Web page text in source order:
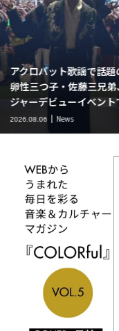
二見颯一の人気ラ
『やまステ』に葉月
ゲスト出演。新曲「
2026.08.06